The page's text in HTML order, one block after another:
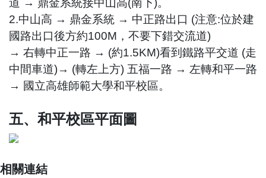
道 → 鼎金系統接中山高(南下)。
2.中山高 → 鼎金系統 → 中正路出口 (注意:位於建
國路出口後方約100M，不要下錯交流道)
→ 右轉中正一路 → (約1.5KM)看到鐵路平交道 (走
中間車道)→ (轉左上方) 五福一路 → 左轉和平一路
→ 國立高雄師範大學和平校區。
五、和平校區平面圖
相關連結